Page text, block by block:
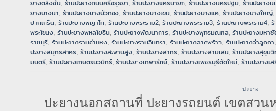
ยางตลิ่งชัน, ร้านปะยางถนนศรีอยุธยา, ร้านปะยางนครนายก, ร้านปะยางนครปฐม, ร้านปะยางน
ยางบางนา, ร้านปะยางบางบัวทอง, ร้านปะยางบางเขน, ร้านปะยางบางแค, ร้านปะยางบางใหญ่,
ปากเกร็ด, ร้านปะยางพญาไท, ร้านปะยางพระราม2, ร้านปะยางพระราม3, ร้านปะยางพระราม4, ร้
พระโขนง, ร้านปะยางพหลโยธิน, ร้านปะยางพัฒนาการ, ร้านปะยางพุทธมณฑล, ร้านปะยางมหาชั
ราชบุรี, ร้านปะยางรามคำแหง, ร้านปะยางรามอินทรา, ร้านปะยางลาดพร้าว, ร้านปะยางลำลูกกา,
ปะยางสมุทรสาคร, ร้านปะยางสะพานสูง, ร้านปะยางสาทร, ร้านปะยางสามเสน, ร้านปะยางสุขุมวิ
มนตรี, ร้านปะยางเกษตรนวมิทร์, ร้านปะยางเทพารักษ์, ร้านปะยางเพชรบุรีตัดใหม่, ร้านปะยางเส
ปะยาง
ปะยางนอกสถานที่ ปะยางรถยนต์ เขตสวน